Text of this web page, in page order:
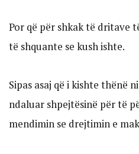
Por që për shkak të dritave
të shquante se kush ishte.
Sipas asaj që i kishte thënë
ndaluar shpejtësinë për të
mendimin se drejtimin e